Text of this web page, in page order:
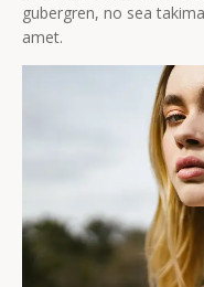
gubergren, no sea
amet.